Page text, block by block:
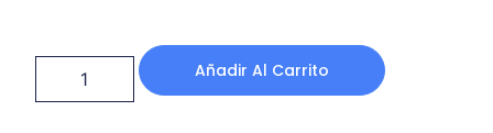
Añadir Al Carrito